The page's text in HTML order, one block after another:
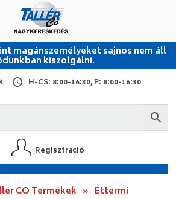
magánszemélyeket sajnos nem áll
kiszolgálni.
H-CS: 8:00-16:30, P: 8:00-16:30
Regisztráció
CO Termékek » Éttermi